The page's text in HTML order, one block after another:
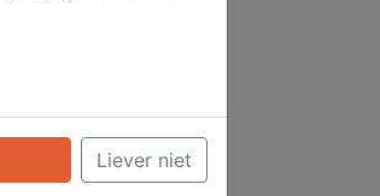
afhaalpunt
Liever niet